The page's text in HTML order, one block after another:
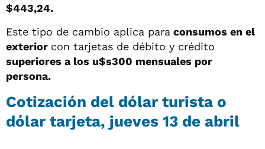
$443,24.
Este tipo de cambio aplica para consumos en el
exterior con tarjetas de débito y crédito
superiores a los u$s300 mensuales por
persona.
Cotización del dólar turista o
dólar tarjeta, jueves 13 de abril